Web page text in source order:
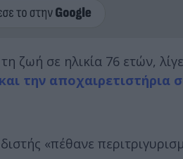
ζωή σε ηλικία 76 ετών,
την αποχαιρετιστήρια
«πέθανε